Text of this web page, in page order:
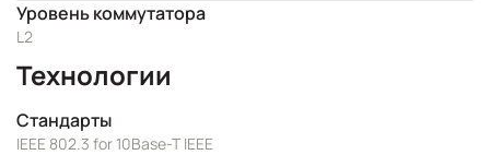
Уровень коммутатора
L2
Технологии
Стандарты
IEEE 802.3 for 10Base-T IEEE